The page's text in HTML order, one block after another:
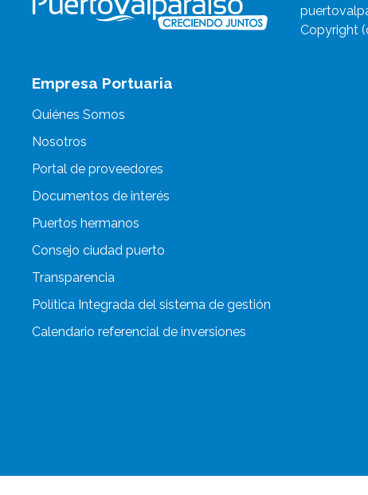
Copyright
Empresa Portuaria
Quiénes Somos
Nosotros
Portal de proveedores
Documentos de interés
Puertos hermanos
Consejo ciudad puerto
Transparencia
Política Integrada del sistema de gestión
Calendario referencial de inversiones